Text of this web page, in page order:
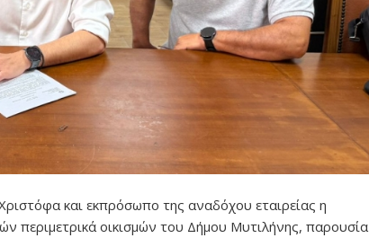
και εκπρόσωπο της αναδόχου εταιρείας η
περιμετρικά οικισμών του Δήμου Μυτιλήνης, παρουσία